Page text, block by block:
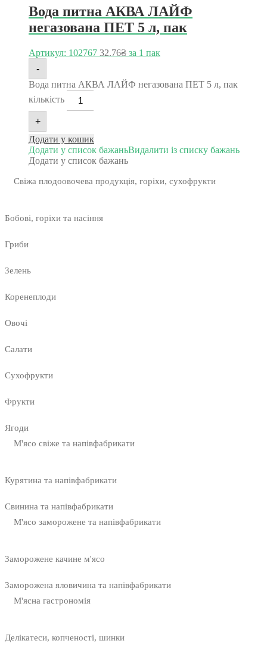
Вода питна АКВА ЛАЙФ
негазована ПЕТ 5 л, пак
Артикул: 102767 32.76₴ за 1 пак
-
Вода питна АКВА ЛАЙФ негазована ПЕТ 5 л, пак
кількість
+
Додати у кошик
Додати у список бажаньВидалити із списку бажань
Додати у список бажань
Свіжа плодоовочева продукція, горіхи, сухофрукти
Бобові, горіхи та насіння
Гриби
Зелень
Коренеплоди
Овочі
Салати
Сухофрукти
Фрукти
Ягоди
М'ясо свіже та напівфабрикати
Курятина та напівфабрикати
Свинина та напівфабрикати
М'ясо заморожене та напівфабрикати
Заморожене качине м'ясо
Заморожена яловичина та напівфабрикати
М'ясна гастрономія
Делікатеси, копченості, шинки